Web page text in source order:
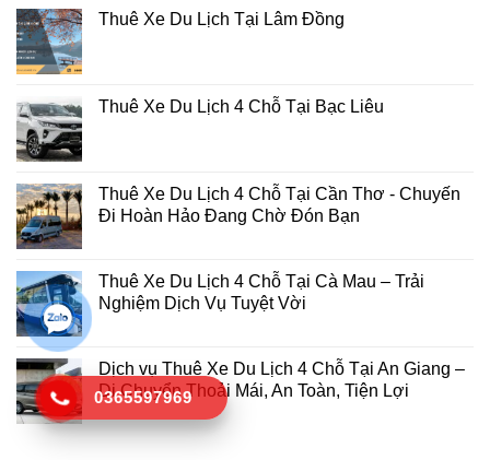
Thuê Xe Du Lịch Tại Lâm Đồng
Thuê Xe Du Lịch 4 Chỗ Tại Bạc Liêu
Thuê Xe Du Lịch 4 Chỗ Tại Cần Thơ - Chuyến
Đi Hoàn Hảo Đang Chờ Đón Bạn
Thuê Xe Du Lịch 4 Chỗ Tại Cà Mau – Trải
Nghiệm Dịch Vụ Tuyệt Vời
Dịch vụ Thuê Xe Du Lịch 4 Chỗ Tại An Giang –
Di Chuyển Thoải Mái, An Toàn, Tiện Lợi
0365597969